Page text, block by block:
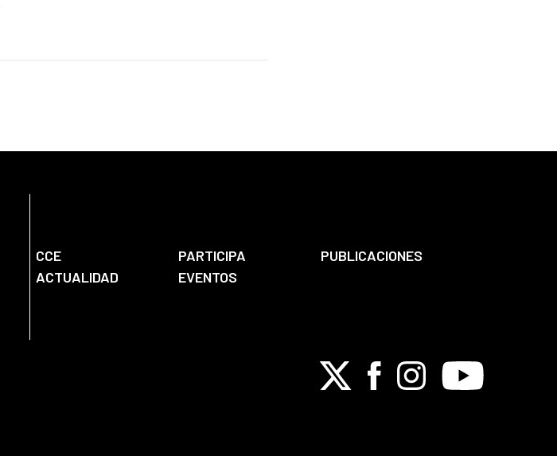
CCE PARTICIPA
PUBLICACIONES
ACTUALIDAD
EVENTOS
X FacebookInstagramYoutube